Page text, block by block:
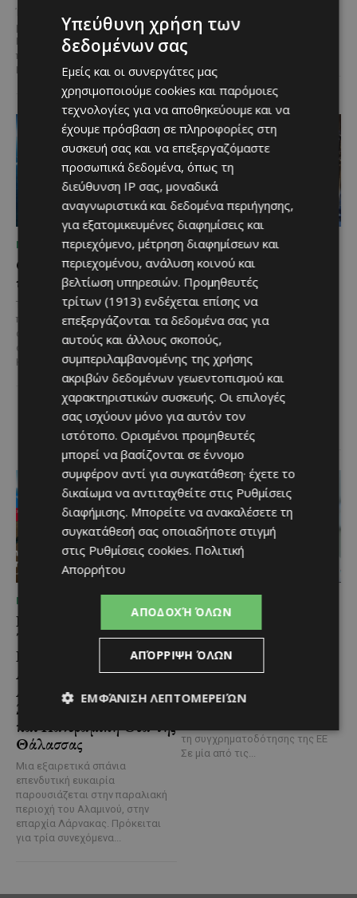
Έργο προϋπολογισμού €9,2 εκατ.
με συγχρηματοδότηση από την
Ε.Ε. Με τελετή που
πραγματοποιήθηκε το πρωί της
Πέμπτης, 6 Αυγούστου...
όνομά τους έγινε συνώνυμο της
ίδιας της ιστορίας του
ΜΈΝΟΥΜΕ ΕΝΗΜΕΡΩΜΈΝΟΙ
Ο τουρισμός ως εθνική
υπόθεση
Του Γιάννου Πανταζή* Είναι κοινή
πεποίθηση ότι ο τουρισμός
αποτελεί μία από τις
σημαντικότερες βιομηχανίες της
Κύπρου και διαχρονικά...
ΜΈΝΟΥΜΕ ΕΝΗΜΕΡΩΜΈΝΟΙ
Ο Λευκαρίτικος τταβάς:
Η αυθεντική κυπριακή
συνταγή που περνά από
γενιά σε γενιά
Ανάμεσα στα πιο
χαρακτηριστικά φαγητά της
κυπριακής παραδοσιακής
κουζίνας ξεχωρίζει ο
Λευκαρίτικος τταβάς, ένα
φαγητό που συνδέεται
ΜΈΝΟΥΜΕ ΕΝΗΜΕΡΩΜΈΝΟΙ
Εμβληματική
Τουριστική Έκταση στην
Παραλιακή Ζώνη
Αλαμινού με
Αδειοδοτημένη
Ξενοδοχειακή Ανάπτυξη
και Πανοραμική Θέα της
Θάλασσας
Μια εξαιρετικά σπάνια
επενδυτική ευκαιρία
παρουσιάζεται στην παραλιακή
περιοχή του Αλαμινού, στην
επαρχία Λάρνακας. Πρόκειται
για τρία συνεχόμενα...
Επένδυση €31 εκατ. για
εκσυγχρονισμό των
Υπηρεσιών Κοινωνικής
Ευημερίας
Το έργο υλοποιείται στο πλαίσιο
τη συγχρηματοδότησης της ΕΕ
Σε μία από τις...
Υπεύθυνη χρήση των
δεδομένων σας
Εμείς και οι συνεργάτες μας
χρησιμοποιούμε cookies και παρόμοιες
τεχνολογίες για να αποθηκεύουμε και να
έχουμε πρόσβαση σε πληροφορίες στη
συσκευή σας και να επεξεργαζόμαστε
προσωπικά δεδομένα, όπως τη
διεύθυνση IP σας, μοναδικά
αναγνωριστικά και δεδομένα περιήγησης,
για εξατομικευμένες διαφημίσεις και
περιεχόμενο, μέτρηση διαφημίσεων και
περιεχομένου, ανάλυση κοινού και
βελτίωση υπηρεσιών. Προμηθευτές
τρίτων (1913) ενδέχεται επίσης να
επεξεργάζονται τα δεδομένα σας για
αυτούς και άλλους σκοπούς,
συμπεριλαμβανομένης της χρήσης
ακριβών δεδομένων γεωεντοπισμού και
χαρακτηριστικών συσκευής. Οι επιλογές
σας ισχύουν μόνο για αυτόν τον
ιστότοπο. Ορισμένοι προμηθευτές
μπορεί να βασίζονται σε έννομο
συμφέρον αντί για συγκατάθεση· έχετε το
δικαίωμα να αντιταχθείτε στις Ρυθμίσεις
διαφήμισης. Μπορείτε να ανακαλέσετε τη
συγκατάθεσή σας οποιαδήποτε στιγμή
στις Ρυθμίσεις cookies. Πολιτική
Απορρήτου
ΑΠΟΔΟΧΉ ΌΛΩΝ
ΑΠΌΡΡΙΨΗ ΌΛΩΝ
ΕΜΦΆΝΙΣΗ ΛΕΠΤΟΜΕΡΕΙΏΝ